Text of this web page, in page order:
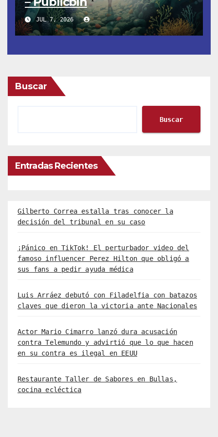
JUL 7, 2026
Buscar
Buscar
Entradas Recientes
Gilberto Correa estalla tras conocer la
decisión del tribunal en su caso
¡Pánico en TikTok! El perturbador video del
famoso influencer Perez Hilton que obligó a
sus fans a pedir ayuda médica
Luis Arráez debutó con Filadelfia con batazos
claves que dieron la victoria ante Nacionales
Actor Mario Cimarro lanzó dura acusación
contra Telemundo y advirtió que lo que hacen
en su contra es ilegal en EEUU
Restaurante Taller de Sabores en Bullas,
cocina ecléctica